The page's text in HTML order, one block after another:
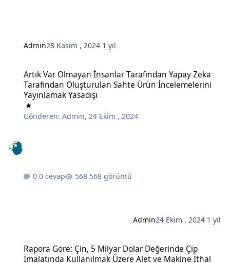
Admin28 Kasım , 2024 1 yıl
Artık Var Olmayan İnsanlar Tarafından Yapay Zeka
Tarafından Oluşturulan Sahte Ürün İncelemelerini
Yayınlamak Yasadışı
Gönderen:Admin,24 Ekim , 2024
0 cevap 568 görüntü
Admin24 Ekim , 2024 1 yıl
Rapora Göre: Çin, 5 Milyar Dolar Değerinde Çip
İmalatında Kullanılmak Üzere Alet ve Makine İthal